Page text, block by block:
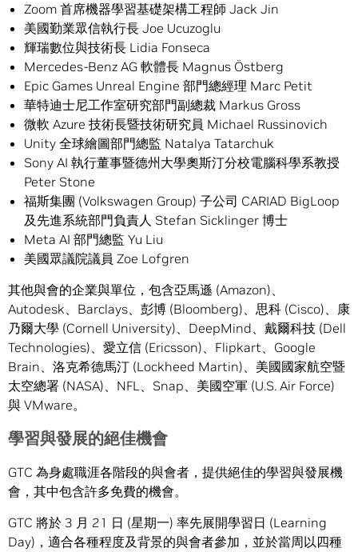
Zoom 首席機器學習基礎架構工程師 Jack Jin
美國勤業眾信執行長 Joe Ucuzoglu
輝瑞數位與技術長 Lidia Fonseca
Mercedes-Benz AG 軟體長 Magnus Östberg
Epic Games Unreal Engine 部門總經理 Marc Petit
華特迪士尼工作室研究部門副總裁 Markus Gross
微軟 Azure 技術長暨技術研究員 Michael Russinovich
Unity 全球繪圖部門總監 Natalya Tatarchuk
Sony AI 執行董事暨德州大學奧斯汀分校電腦科學系教授
Peter Stone
福斯集團 (Volkswagen Group) 子公司 CARIAD BigLoop
及先進系統部門負責人 Stefan Sicklinger 博士
Meta AI 部門總監 Yu Liu
美國眾議院議員 Zoe Lofgren
其他與會的企業與單位，包含亞馬遜 (Amazon)、
Autodesk、Barclays、彭博 (Bloomberg)、思科 (Cisco)、康
乃爾大學 (Cornell University)、DeepMind、戴爾科技 (Dell
Technologies)、愛立信 (Ericsson)、Flipkart、Google
Brain、洛克希德馬汀 (Lockheed Martin)、美國國家航空暨
太空總署 (NASA)、NFL、Snap、美國空軍 (U.S. Air Force)
與 VMware。
學習與發展的絕佳機會
GTC 為身處職涯各階段的與會者，提供絕佳的學習與發展機
會，其中包含許多免費的機會。
GTC 將於 3 月 21 日 (星期一) 率先展開學習日 (Learning
Day)，適合各種程度及背景的與會者參加，並於當周以四種